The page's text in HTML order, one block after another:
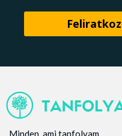
Minden, ami tanfolyam.